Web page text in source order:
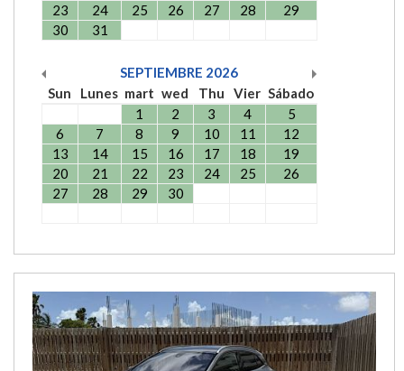
23
24 25 26 27 28
29
30
31
SEPTIEMBRE 2026
Sun
Lunes mart wed Thu Vier Sábado
1
2 3 4
5
6
7 8 9 10 11
12
13
14 15 16 17 18
19
20
21 22 23 24 25
26
27
28 29 30